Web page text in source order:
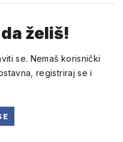
želiš!
se. Nemaš korisnički
registriraj se i